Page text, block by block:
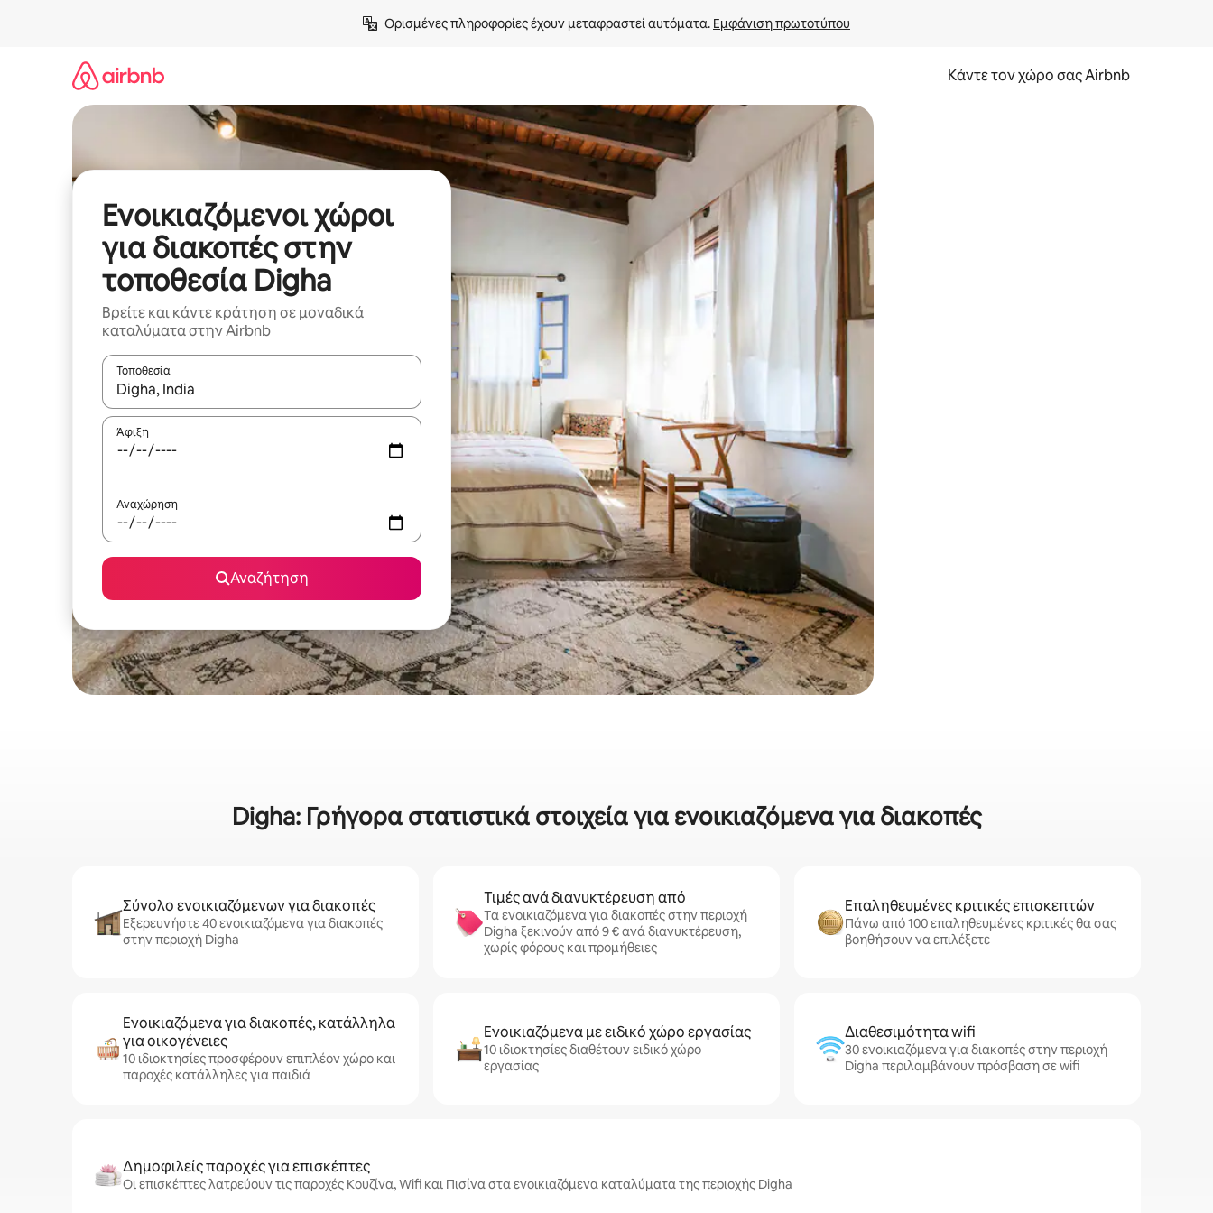
Ορισμένες πληροφορίες έχουν μεταφραστεί αυτόματα. Εμφάνιση πρωτοτύπου
Κάντε τον χώρο σας Airbnb
Ενοικιαζόμενοι χώροι
για διακοπές στην
τοποθεσία Digha
Βρείτε και κάντε κράτηση σε μοναδικά
καταλύματα στην Airbnb
Τοποθεσία
Όταν τα αποτελέσματα είναι διαθέσιμα, μπορείτε να πλοηγηθείτε στη σελίδα με τα κουμπιά πάνω και κάτω βέλους, να την εξερευνήσετε με την αφή ή να τη σύρετε με τα δάχτυλα.
Άφιξη
Αναχώρηση
Αναζήτηση
Digha: Γρήγορα στατιστικά στοιχεία για ενοικιαζόμενα για διακοπές
Σύνολο ενοικιαζόμενων για διακοπές
Εξερευνήστε 40 ενοικιαζόμενα για διακοπές
στην περιοχή Digha
Τιμές ανά διανυκτέρευση από
Τα ενοικιαζόμενα για διακοπές στην περιοχή
Digha ξεκινούν από 9 € ανά διανυκτέρευση,
χωρίς φόρους και προμήθειες
Επαληθευμένες κριτικές επισκεπτών
Πάνω από 100 επαληθευμένες κριτικές θα σας
βοηθήσουν να επιλέξετε
Ενοικιαζόμενα για διακοπές, κατάλληλα
για οικογένειες
10 ιδιοκτησίες προσφέρουν επιπλέον χώρο και
παροχές κατάλληλες για παιδιά
Ενοικιαζόμενα με ειδικό χώρο εργασίας
10 ιδιοκτησίες διαθέτουν ειδικό χώρο
εργασίας
Διαθεσιμότητα wifi
30 ενοικιαζόμενα για διακοπές στην περιοχή
Digha περιλαμβάνουν πρόσβαση σε wifi
Δημοφιλείς παροχές για επισκέπτες
Οι επισκέπτες λατρεύουν τις παροχές Κουζίνα, Wifi και Πισίνα στα ενοικιαζόμενα καταλύματα της περιοχής Digha